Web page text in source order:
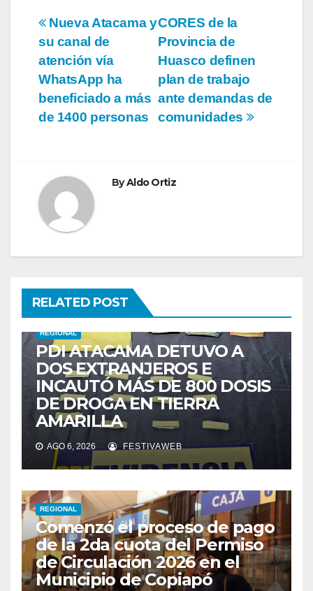
Navegación
de
entradas
CORES de la
Provincia de
Huasco definen
plan de trabajo
ante demandas de
comunidades
Nueva Atacama y
su canal de
atención vía
WhatsApp ha
beneficiado a más
de 1400 personas
ByAldo Ortiz
RELATED POST
REGIONAL
PDI ATACAMA DETUVO A
DOS EXTRANJEROS E
INCAUTÓ MÁS DE 800 DOSIS
DE DROGA EN TIERRA
AMARILLA
AGO 6, 2026 FESTIVAWEB
REGIONAL
Comenzó el proceso de pago
de la 2da cuota del Permiso
de Circulación 2026 en el
Municipio de Copiapó